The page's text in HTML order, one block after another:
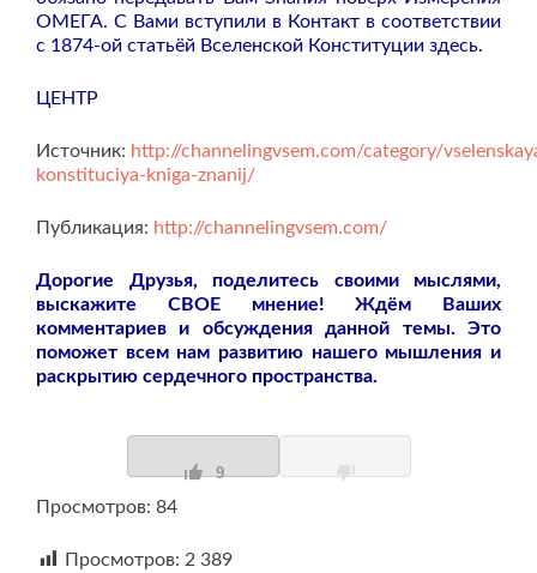
ОМЕГА. С Вами вступили в Контакт в соответствии
с 1874-ой статьёй Вселенской Конституции здесь.
ЦЕНТР
Источник: http://channelingvsem.com/category/
konstituciya-kniga-znanij/
Публикация: http://channelingvsem.com/
Дорогие Друзья, поделитесь своими мыслями,
выскажите СВОЕ мнение! Ждём Ваших
комментариев и обсуждения данной темы. Это
поможет всем нам развитию нашего мышления и
раскрытию сердечного пространства.
9
Просмотров: 84
Просмотров: 2 389